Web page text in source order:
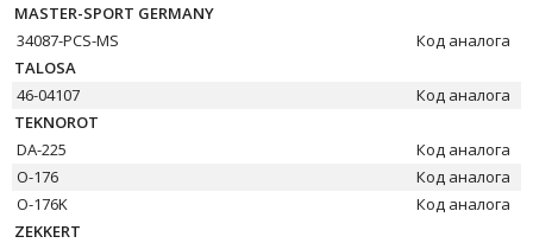
MASTER-SPORT GERMANY
34087-PCS-MS
Код аналога
TALOSA
46-04107
Код аналога
TEKNOROT
DA-225
Код аналога
O-176
Код аналога
O-176K
Код аналога
ZEKKERT